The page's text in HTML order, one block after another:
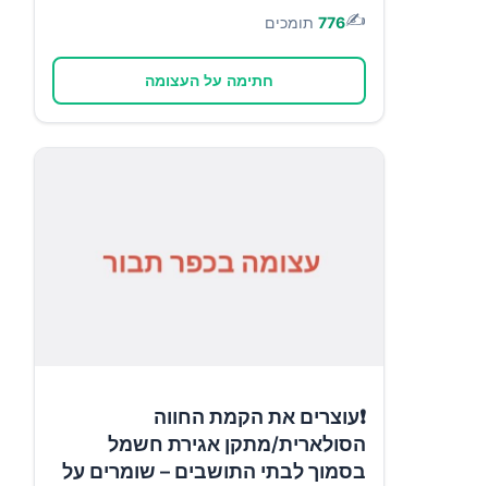
✍️
776 תומכים
חתימה על העצומה
❗עוצרים את הקמת החווה
הסולארית/מתקן אגירת חשמל
בסמוך לבתי התושבים – שומרים על